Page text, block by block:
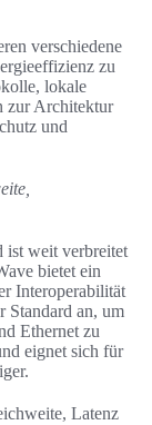
verschiedene
zu
lokale
zur Architektur
und
ist weit verbreitet
bietet ein
Interoperabilität
Standard an, um
Ethernet zu
eignet sich für
Latenz